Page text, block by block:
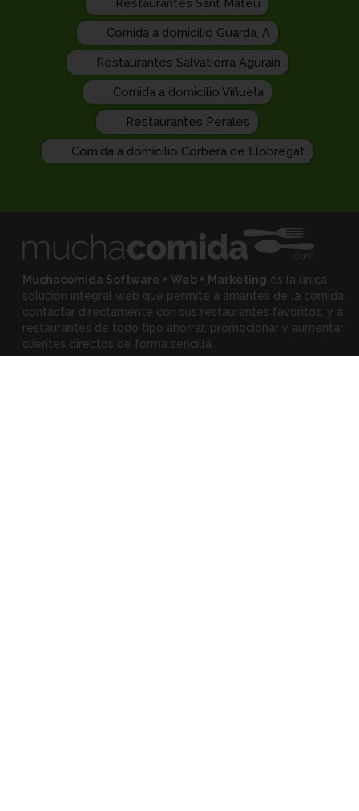
Restaurantes Sant Mateu
Comida a domicilio Guarda, A
Restaurantes Salvatierra Agurain
Comida a domicilio Viñuela
Restaurantes Perales
Comida a domicilio Corbera de Llobregat
Muchacomida Software + Web + Marketing es la única
solución integral web que permite a amantes de la comida
contactar directamente con sus restaurantes favoritos, y a
restaurantes de todo tipo ahorrar, promocionar y aumentar
clientes directos de forma sencilla.